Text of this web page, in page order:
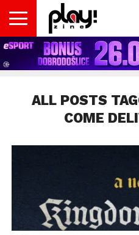
VESTI
MAGAZIN
PLAY!RETRO
PLAY!CAST
PLAY!CON
PLAY!BIZ
INSIDER
OPISI
IGARA
DOMAĆA
SCENA
INTERVJUI
GADGETS
FILM
& TV
KOLUMNE
ALL POSTS
COME